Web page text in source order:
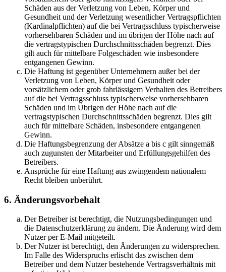
Schäden aus der Verletzung von Leben, Körper und
Gesundheit und der Verletzung wesentlicher Vertragspflichten
(Kardinalpflichten) auf die bei Vertragsschluss typischerweise
vorhersehbaren Schäden und im übrigen der Höhe nach auf
die vertragstypischen Durchschnittsschäden begrenzt. Dies
gilt auch für mittelbare Folgeschäden wie insbesondere
entgangenen Gewinn.
Die Haftung ist gegenüber Unternehmern außer bei der
Verletzung von Leben, Körper und Gesundheit oder
vorsätzlichem oder grob fahrlässigem Verhalten des Betreibers
auf die bei Vertragsschluss typischerweise vorhersehbaren
Schäden und im Übrigen der Höhe nach auf die
vertragstypischen Durchschnittsschäden begrenzt. Dies gilt
auch für mittelbare Schäden, insbesondere entgangenen
Gewinn.
Die Haftungsbegrenzung der Absätze a bis c gilt sinngemäß
auch zugunsten der Mitarbeiter und Erfüllungsgehilfen des
Betreibers.
Ansprüche für eine Haftung aus zwingendem nationalem
Recht bleiben unberührt.
6. Änderungsvorbehalt
Der Betreiber ist berechtigt, die Nutzungsbedingungen und
die Datenschutzerklärung zu ändern. Die Änderung wird dem
Nutzer per E-Mail mitgeteilt.
Der Nutzer ist berechtigt, den Änderungen zu widersprechen.
Im Falle des Widerspruchs erlischt das zwischen dem
Betreiber und dem Nutzer bestehende Vertragsverhältnis mit